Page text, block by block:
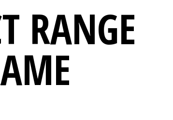
RANGE